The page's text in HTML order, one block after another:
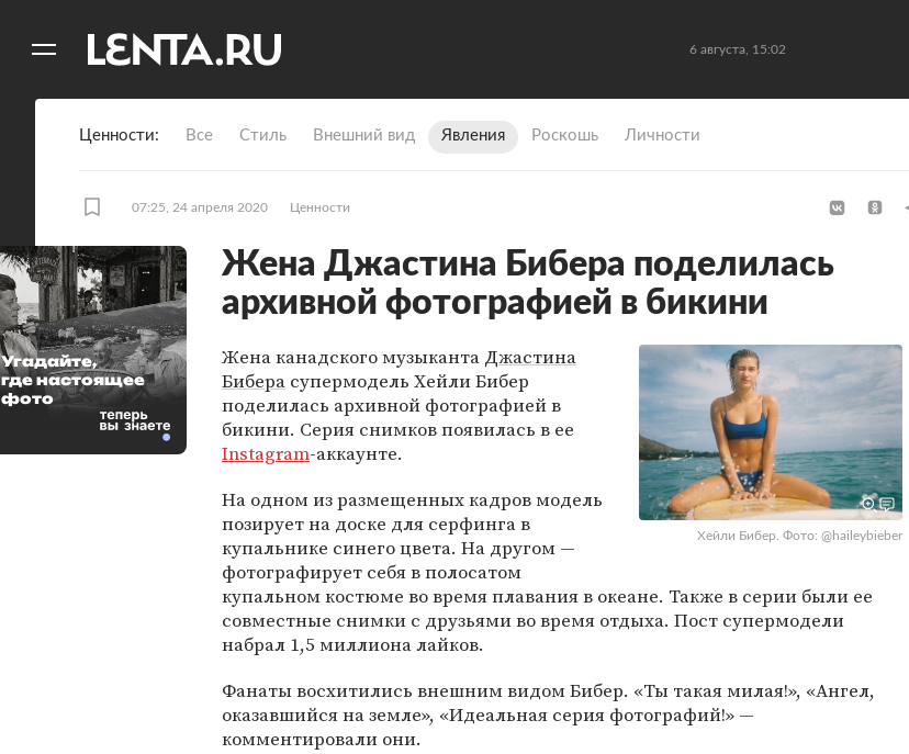
6 августа, 15:02
Ценности Все Стиль Внешний вид Явления Роскошь Личности
07:25, 24 апреля 2020 Ценности
Жена Джастина Бибера поделилась
архивной фотографией в бикини
Хейли Бибер. Фото: @haileybieber
Жена канадского музыканта Джастина
Бибера супермодель Хейли Бибер
поделилась архивной фотографией в
бикини. Серия снимков появилась в ее
Instagram-аккаунте.
На одном из размещенных кадров модель
позирует на доске для серфинга в
купальнике синего цвета. На другом —
фотографирует себя в полосатом
купальном костюме во время плавания в океане. Также в серии были ее
совместные снимки с друзьями во время отдыха. Пост супермодели
набрал 1,5 миллиона лайков.
Фанаты восхитились внешним видом Бибер. «Ты такая милая!», «Ангел,
оказавшийся на земле», «Идеальная серия фотографий!» —
комментировали они.
Угадайте,
где настоящее
фото